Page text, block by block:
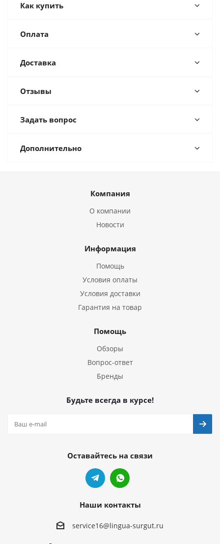
Как купить
Оплата
Доставка
Отзывы
Задать вопрос
Дополнительно
Компания
О компании
Новости
Информация
Помощь
Условия оплаты
Условия доставки
Гарантия на товар
Помощь
Обзоры
Вопрос-ответ
Бренды
Будьте всегда в курсе!
Оставайтесь на связи
Наши контакты
service16@lingua-surgut.ru